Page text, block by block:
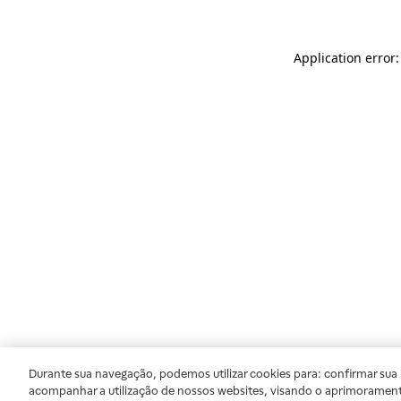
Application
Durante sua navegação, podemos utilizar cookies para: confirmar
acompanhar a utilização de nossos websites, visando o